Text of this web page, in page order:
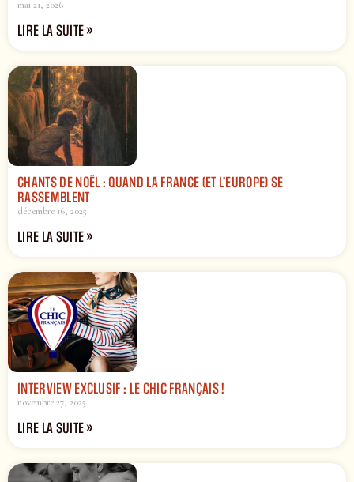
mai 21, 2026
LIRE LA SUITE »
CHANTS DE NOËL : QUAND LA FRANCE (ET L’EUROPE) SE
RASSEMBLENT
décembre 16, 2025
LIRE LA SUITE »
INTERVIEW EXCLUSIF : LE CHIC FRANÇAIS !
novembre 27, 2025
LIRE LA SUITE »